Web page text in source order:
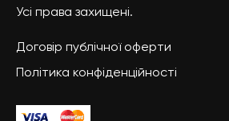
Усі права захищені.
Договір публічної оферти
Політика конфіденційності